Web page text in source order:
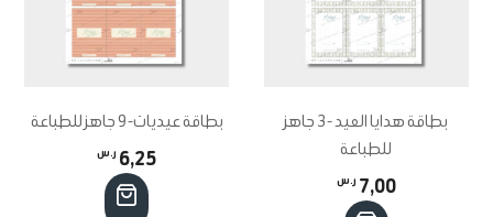
بطاقة هدايا العيد -3 جاهز
للطباعة
7,00 ر.س
بطاقة عيديات-9 جاهز للطباعة
6,25 ر.س